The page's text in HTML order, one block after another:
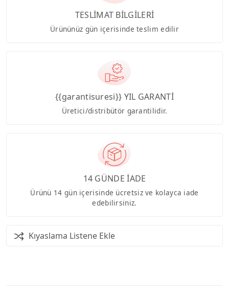
TESLİMAT BİLGİLERİ
Ürününüz gün içerisinde teslim edilir
{{garantisuresi}} YIL GARANTİ
Üretici/distribütör garantilidir.
14 GÜNDE İADE
Ürünü 14 gün içerisinde ücretsiz ve kolayca iade
edebilirsiniz.
Kıyaslama Listene Ekle